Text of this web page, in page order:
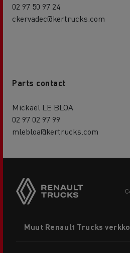
02 97 50 97 24
ckervadec@kertrucks.com
Parts contact
Mickael LE BLOA
02 97 02 97 99
mlebloa@kertrucks.com
menu
Muut Renault Trucks